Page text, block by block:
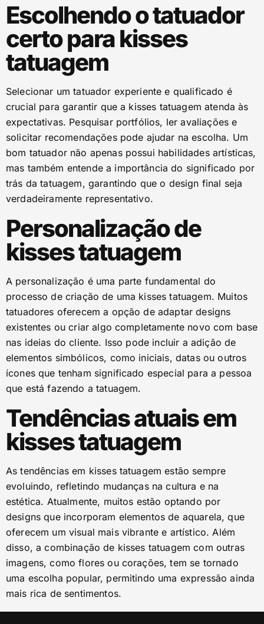
Escolhendo o tatuador
certo para kisses
tatuagem
Selecionar um tatuador experiente e qualificado é
crucial para garantir que a kisses tatuagem atenda às
expectativas. Pesquisar portfólios, ler avaliações e
solicitar recomendações pode ajudar na escolha. Um
bom tatuador não apenas possui habilidades artísticas,
mas também entende a importância do significado por
trás da tatuagem, garantindo que o design final seja
verdadeiramente representativo.
Personalização de
kisses tatuagem
A personalização é uma parte fundamental do
processo de criação de uma kisses tatuagem. Muitos
tatuadores oferecem a opção de adaptar designs
existentes ou criar algo completamente novo com base
nas ideias do cliente. Isso pode incluir a adição de
elementos simbólicos, como iniciais, datas ou outros
ícones que tenham significado especial para a pessoa
que está fazendo a tatuagem.
Tendências atuais em
kisses tatuagem
As tendências em kisses tatuagem estão sempre
evoluindo, refletindo mudanças na cultura e na
estética. Atualmente, muitos estão optando por
designs que incorporam elementos de aquarela, que
oferecem um visual mais vibrante e artístico. Além
disso, a combinação de kisses tatuagem com outras
imagens, como flores ou corações, tem se tornado
uma escolha popular, permitindo uma expressão ainda
mais rica de sentimentos.